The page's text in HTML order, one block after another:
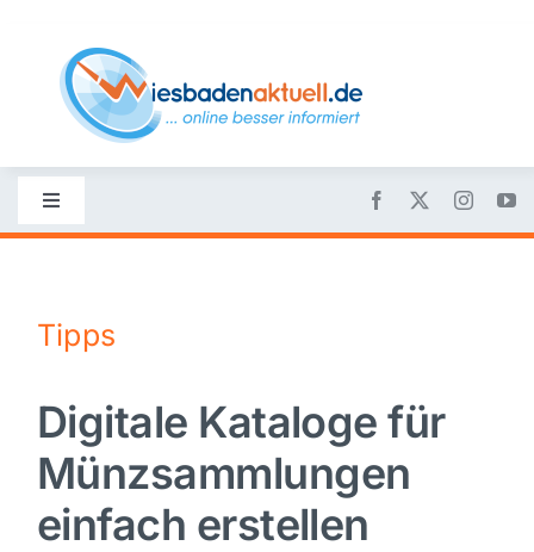
content
Toggle
Navigation
Nachrichten
Politik
Wirtschaft
Tipps
Digitale Kataloge für
Münzsammlungen
einfach erstellen